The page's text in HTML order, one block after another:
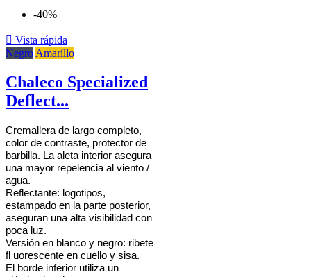
-40%
 Vista rápida
Negro Amarillo
Chaleco Specialized
Deflect...
Cremallera de largo completo,
color de contraste, protector de
barbilla. La aleta interior asegura
una mayor repelencia al viento /
agua.
Reflectante: logotipos,
estampado en la parte posterior,
aseguran una alta visibilidad con
poca luz.
Versión en blanco y negro: ribete
fl uorescente en cuello y sisa.
El borde inferior utiliza un